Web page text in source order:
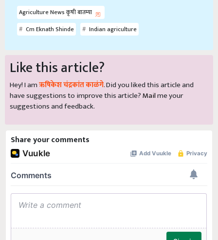
Agriculture News कृषी बातम्या
Cm Eknath Shinde
Indian agriculture
Like this article?
Hey! I amऋषिकेश चंद्रकांत काळंगे. Did you liked this article and
have suggestions to improve this article?Mailme your
suggestions and feedback.
Share your comments